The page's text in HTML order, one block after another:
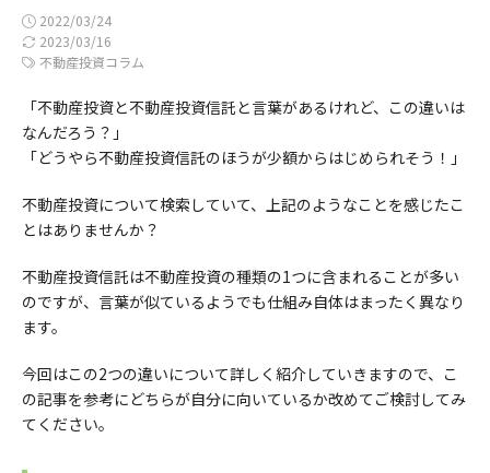
2022/03/24
2023/03/16
不動産投資コラム
「不動産投資と不動産投資信託と言葉があるけれど、この違いは
なんだろう？」
「どうやら不動産投資信託のほうが少額からはじめられそう！」
不動産投資について検索していて、上記のようなことを感じたこ
とはありませんか？
不動産投資信託は不動産投資の種類の1つに含まれることが多い
のですが、言葉が似ているようでも仕組み自体はまったく異なり
ます。
今回はこの2つの違いについて詳しく紹介していきますので、 こ
の記事を参考にどちらが自分に向いているか改めてご検討してみ
てください。